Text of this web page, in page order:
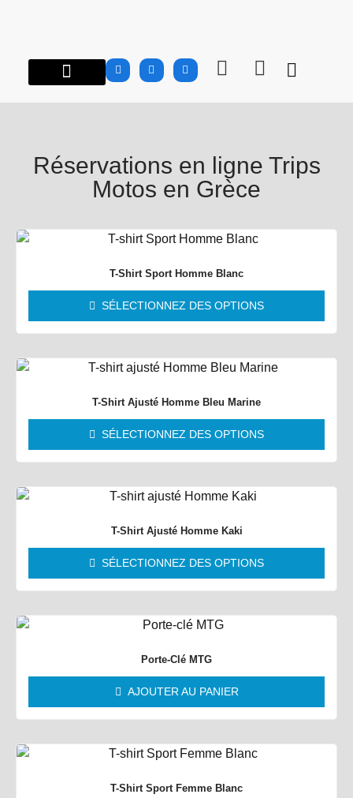
Réservations en ligne Trips
Motos en Grèce
T-Shirt Sport Homme Blanc
SÉLECTIONNEZ DES OPTIONS
T-Shirt Ajusté Homme Bleu Marine
SÉLECTIONNEZ DES OPTIONS
T-Shirt Ajusté Homme Kaki
SÉLECTIONNEZ DES OPTIONS
Porte-Clé MTG
AJOUTER AU PANIER
T-Shirt Sport Femme Blanc